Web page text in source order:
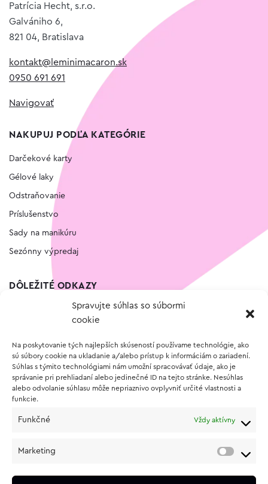
Spravujte súhlas so súbormi
cookie
Na poskytovanie tých najlepších skúseností používame technológie, ako
sú súbory cookie na ukladanie a/alebo prístup k informáciám o zariadení.
Súhlas s týmito technológiami nám umožní spracovávať údaje, ako je
správanie pri prehliadaní alebo jedinečné ID na tejto stránke. Nesúhlas
alebo odvolanie súhlasu môže nepriaznivo ovplyvniť určité vlastnosti a
funkcie.
Funkčné Vždy aktívny
Marketing
Patrícia Hecht, s.r.o.
Galvániho 6,
821 04, Bratislava
kontakt@leminimacaron.sk
0950 691 691
Navigovať
NAKUPUJ PODĽA KATEGÓRIE
Darčekové karty
Gélové laky
Odstraňovanie
Príslušenstvo
Sady na manikúru
Sezónny výpredaj
DÔLEŽITÉ ODKAZY
Vernostný program
O NÁKUPE
Vrátenie a reklamácia tovaru